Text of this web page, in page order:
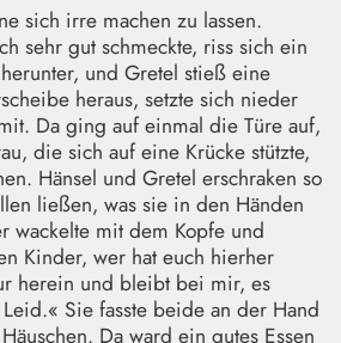
sich irre machen zu lassen.
sehr gut schmeckte, riss sich ein
und Gretel stieß eine
heraus, setzte sich nieder
Da ging auf einmal die Türe auf,
die sich auf eine Krücke stützte,
Hänsel und Gretel erschraken so
ließen, was sie in den Händen
wackelte mit dem Kopfe und
Kinder, wer hat euch hierher
herein und bleibt bei mir, es
Sie fasste beide an der Hand
Da ward ein gutes Essen